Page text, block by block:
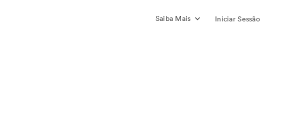
Saiba Mais Iniciar Sessão